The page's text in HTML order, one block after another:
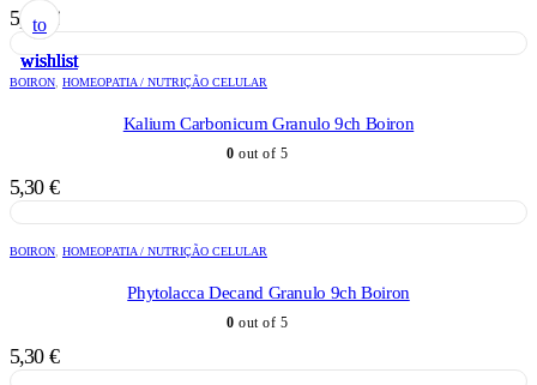
to
wishlist
to
wishlist
5,30
to
wishlist
BOIRON, HOMEOPATIA / NUTRIÇÃO CELULAR
Kalium Carbonicum Granulo 9ch Boiron
0 out of 5
5,30 €
to
wishlist
BOIRON, HOMEOPATIA / NUTRIÇÃO CELULAR
Phytolacca Decand Granulo 9ch Boiron
0 out of 5
5,30 €
to
wishlist